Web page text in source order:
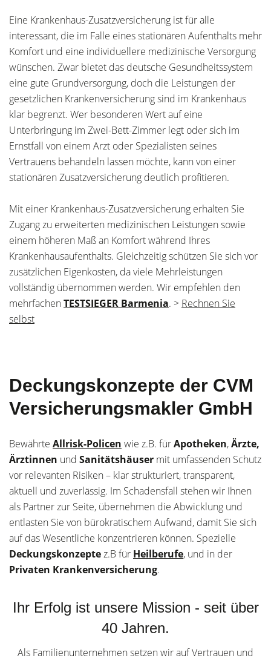
Eine Krankenhaus-Zusatzversicherung ist für alle
interessant, die im Falle eines stationären Aufenthalts mehr
Komfort und eine individuellere medizinische Versorgung
wünschen. Zwar bietet das deutsche Gesundheitssystem
eine gute Grundversorgung, doch die Leistungen der
gesetzlichen Krankenversicherung sind im Krankenhaus
klar begrenzt. Wer besonderen Wert auf eine
Unterbringung im Zwei-Bett-Zimmer legt oder sich im
Ernstfall von einem Arzt oder Spezialisten seines
Vertrauens behandeln lassen möchte, kann von einer
stationären Zusatzversicherung deutlich profitieren.
Mit einer Krankenhaus-Zusatzversicherung erhalten Sie
Zugang zu erweiterten medizinischen Leistungen sowie
einem höheren Maß an Komfort während Ihres
Krankenhausaufenthalts. Gleichzeitig schützen Sie sich vor
zusätzlichen Eigenkosten, da viele Mehrleistungen
vollständig übernommen werden. Wir empfehlen den
mehrfachenTESTSIEGER Barmenia. > Rechnen Sie
selbst
Deckungskonzepte der CVM
Versicherungsmakler GmbH
Bewährte Allrisk-Policen wie z.B. fürApotheken,Ärzte,
Ärztinnen und Sanitätshäuser mit umfassenden Schutz
vor relevanten Risiken – klar strukturiert, transparent,
aktuell und zuverlässig. Im Schadensfall stehen wir Ihnen
als Partner zur Seite, übernehmen die Abwicklung und
entlasten Sie von bürokratischem Aufwand, damit Sie sich
auf das Wesentliche konzentrieren können. Spezielle
Deckungskonzeptez.B für Heilberufe, und in der
Privaten Krankenversicherung.
Ihr Erfolg ist unsere Mission - seit über
40 Jahren.
Als Familienunternehmen setzen wir auf Vertrauen und